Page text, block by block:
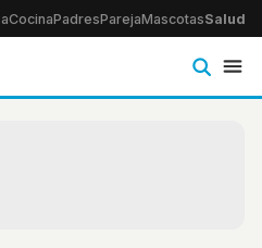
CocinaPadresParejaMascotasSalud